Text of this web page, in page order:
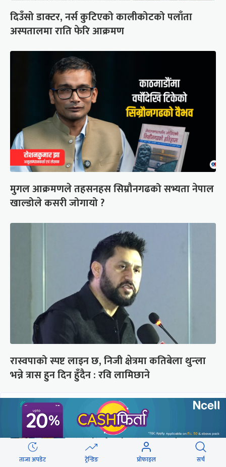
दिउँसो डाक्टर, नर्स कुटिएको कालीकोटको पलाँता
अस्पतालमा राति फेरि आक्रमण
मुगल आक्रमणले तहसनहस सिम्रौनगढको सभ्यता नेपाल
खाल्डोले कसरी जोगायो ?
रास्वपाको स्पष्ट लाइन छ, निजी क्षेत्रमा कतिबेला थुन्ला
भन्ने त्रास हुन दिन हुँदैन : रवि लामिछाने
छुटाउनुभयो कि ?
संसद्लाई टेर्दैनन् प्रधानमन्त्री, लाचार
छन् सभामुख
ताजा अपडेट ट्रेन्डिङ प्रोफाइल सर्च